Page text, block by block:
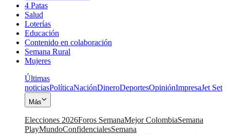
4 Patas
Salud
Loterías
Educación
Contenido en colaboración
Semana Rural
Mujeres
Últimas
noticiasPolíticaNaciónDineroDeportesOpiniónImpresaJet Set
Más
Elecciones 2026Foros SemanaMejor ColombiaSemana
PlayMundoConfidencialesSemana